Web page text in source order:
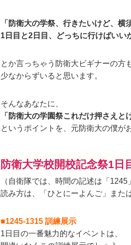
「防衛大の学祭、行きたいけど、横
1日目と2日目、どっちに行けばいい
とか言っちゃう防衛大ビギナーの方も
少なからずいると思います。
そんなあなたに、
「防衛大の学園祭これだけ押さえと
というポイントを、元防衛大の僕が
防衛大学校開校記念祭1
（自衛隊では、時間の記述は「1245
読み方は、「ひとにーよんご」また
■1245-1315 訓練展示
1日目の一番魅力的なイベントは、